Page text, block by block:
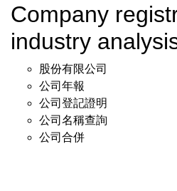
Company
industry
股份有限公司
公司年報
公司登記證明
公司名稱查詢
公司合併